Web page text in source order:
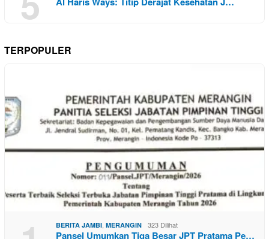
TERPOPULER
BERITA JAMBI, MERANGIN 323 Dilihat
Pansel Umumkan Tiga Besar JPT Pratama Pe…